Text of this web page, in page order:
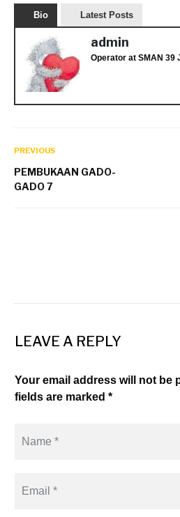
Bio Latest Posts
admin
Operator at SMAN 39
PREVIOUS
PEMBUKAAN GADO-
GADO 7
LEAVE A REPLY
Your email address will not be
fields are marked *